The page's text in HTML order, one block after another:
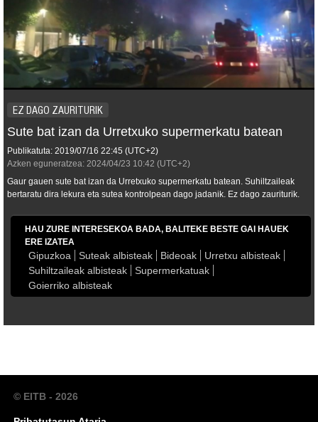
EZ DAGO ZAURITURIK
Sute bat izan da Urretxuko supermerkatu batean
Publikatuta: 2019/07/16 22:45 (UTC+2)
Azken eguneratzea: 2024/04/23 10:42 (UTC+2)
Gaur gauen sute bat izan da Urretxuko supermerkatu batean. Suhiltzaileak
bertaratu dira lekura eta sutea kontrolpean dago jadanik. Ez dago zauriturik.
HAU ZURE INTERESEKOA BADA, BALITEKE BESTE GAI HAUEK
ERE IZATEA
Gipuzkoa Suteak albisteak Bideoak
Urretxu albisteak
Suhiltzaileak albisteak
Supermerkatuak
Goierriko albisteak
© EITB - 2026